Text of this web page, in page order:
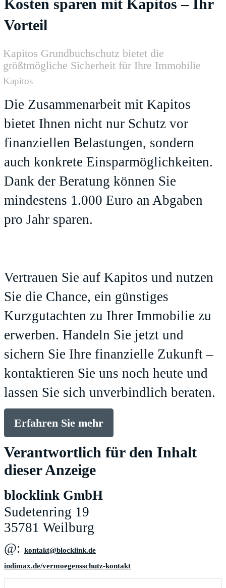
Kosten sparen mit Kapitos – Ihr
Vorteil
Kapitos Grundbuchschutz bietet die
größtmögliche Sicherheit für Ihre Immobilie
Kapitos
Die Zusammenarbeit mit Kapitos
bietet Ihnen nicht nur Schutz vor
finanziellen Belastungen, sondern
auch konkrete Einsparmöglichkeiten.
Dank der Beratung können Sie
mindestens 1.000 Euro an Abgaben
pro Jahr sparen.
Vertrauen Sie auf Kapitos und nutzen
Sie die Chance, ein günstiges
Kurzgutachten zu Ihrer Immobilie zu
erwerben. Handeln Sie jetzt und
sichern Sie Ihre finanzielle Zukunft –
kontaktieren Sie uns noch heute und
lassen Sie sich unverbindlich beraten.
Erfahren Sie mehr
Verantwortlich für den Inhalt
dieser Anzeige
blocklink GmbH
Sudetenring 19
35781 Weilburg
@: ed.knilkcolb@tkatnok
indimax.de/vermoegensschutz-kontakt